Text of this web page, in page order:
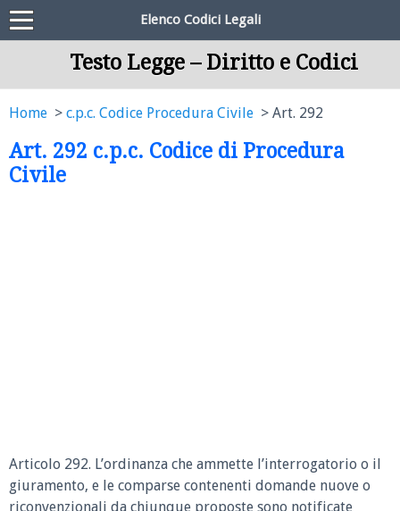
Elenco Codici Legali
Testo Legge – Diritto e Codici
Home c.p.c. Codice Procedura Civile Art. 292
Art. 292 c.p.c. Codice di Procedura
Civile
Articolo 292. L’ordinanza che ammette l’interrogatorio o il
giuramento, e le comparse contenenti domande nuove o
riconvenzionali da chiunque proposte sono notificate